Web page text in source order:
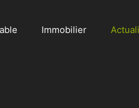
Immobilier